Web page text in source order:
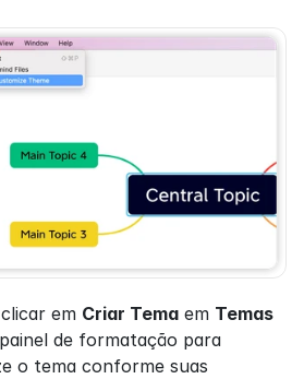
em Criar Tema em Temas
de formatação para
o tema conforme suas